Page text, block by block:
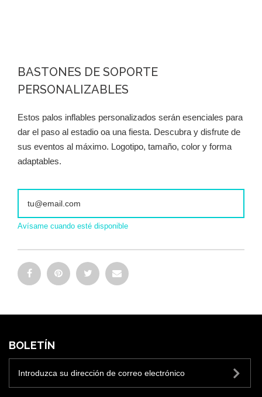
BASTONES DE SOPORTE
PERSONALIZABLES
Estos palos inflables personalizados serán esenciales para
dar el paso al estadio oa una fiesta. Descubra y disfrute de
sus eventos al máximo. Logotipo, tamaño, color y forma
adaptables.
Avísame cuando esté disponible
BOLETÍN